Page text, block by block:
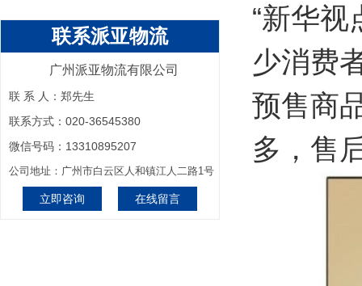
联系派亚物流
广州派亚物流有限公司
联 系 人：郑先生
联系方式：020-36545380
微信号码：13310895207
公司地址：广州市白云区人和镇江人二路1号
立即咨询 在线留言
“新华
少消费
预售商
多，售